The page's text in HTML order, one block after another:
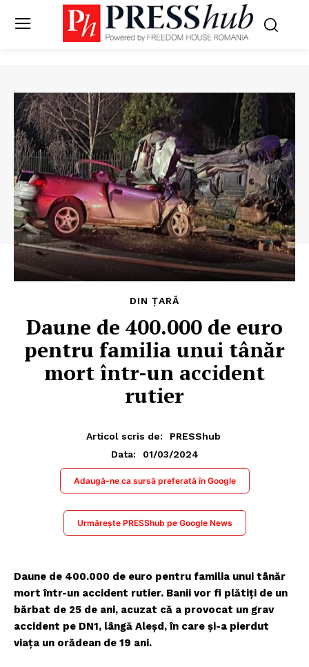
DIN ȚARĂ
Daune de 400.000 de euro
pentru familia unui tânăr
mort într-un accident
rutier
Articol scris de:
PRESShub
Data:
01/03/2024
Adaugă-ne ca sursă preferată în Google
Urmărește PRESShub pe Google News
Daune de 400.000 de euro pentru familia unui tânăr
mort într-un accident rutier. Banii vor fi plătiți de un
bărbat de 25 de ani, acuzat că a provocat un grav
accident pe DN1, lângă Aleșd, în care și-a pierdut
viața un orădean de 19 ani.